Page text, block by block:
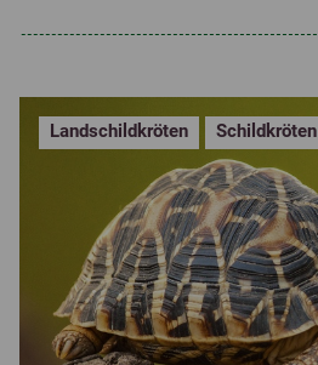
Landschildkröten Schildkröten